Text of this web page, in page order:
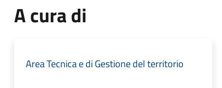
A cura di
Area Tecnica e di Gestione del territorio